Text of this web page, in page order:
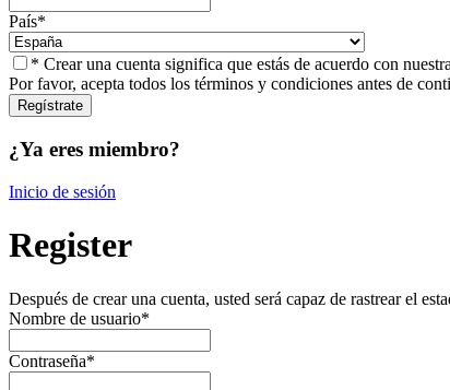
País*
* Crear una cuenta significa que estás de acuerdo con
Por favor, acepta todos los términos y condiciones antes de
¿Ya eres miembro?
Inicio de sesión
Register
Después de crear una cuenta, usted será capaz de rastrear el
Nombre de usuario*
Contraseña*